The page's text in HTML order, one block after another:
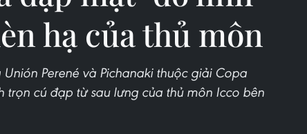
hạ của thủ môn
Perené và Pichanaki thuộc giải Copa
trọn cú đạp từ sau lưng của thủ môn Icco bên